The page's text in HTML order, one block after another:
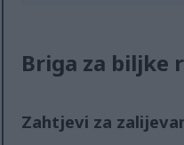
Briga za biljke
Zahtjevi za